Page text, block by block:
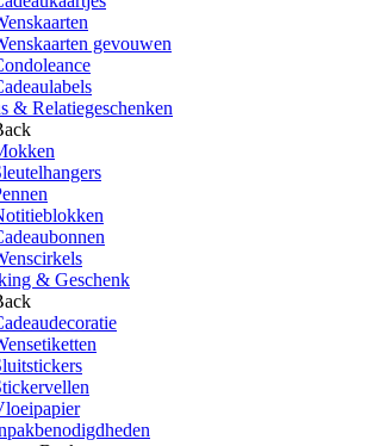
gevouwen
& Relatiegeschenken
& Geschenk